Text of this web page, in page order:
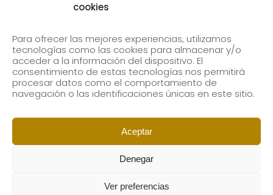
cookies
Para ofrecer las mejores experiencias, utilizamos
tecnologías como las cookies para almacenar y/o
acceder a la información del dispositivo. El
consentimiento de estas tecnologías nos permitirá
procesar datos como el comportamiento de
navegación o las identificaciones únicas en este sitio.
Aceptar
Denegar
Ver preferencias
Subscribe to our newsletter to receive our news by
email.